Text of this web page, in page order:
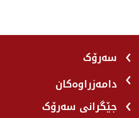
سەرۆک
دامەزراوەکان
جێگرانی سه‌رۆک